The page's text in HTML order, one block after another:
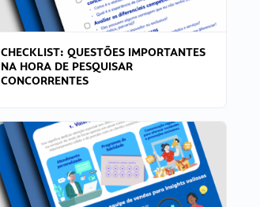
CHECKLIST: QUESTÕES IMPORTANTES
NA HORA DE PESQUISAR
CONCORRENTES